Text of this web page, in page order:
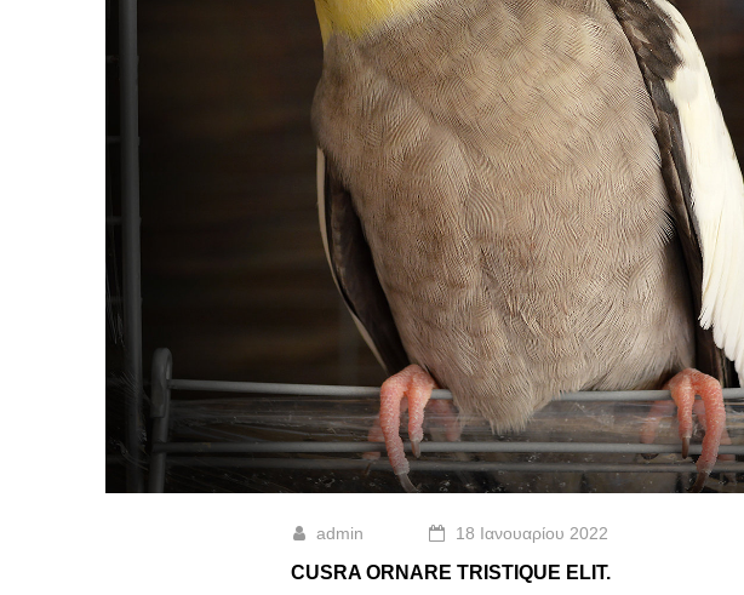
admin 18 Ιανουαρίου 2022
CUSRA ORNARE TRISTIQUE ELIT.